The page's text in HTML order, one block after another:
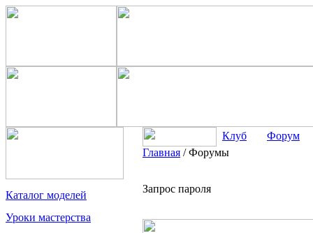
Каталог моделей
Уроки мастерства
Клуб
Форум
Главная /Форумы
Запрос пароля